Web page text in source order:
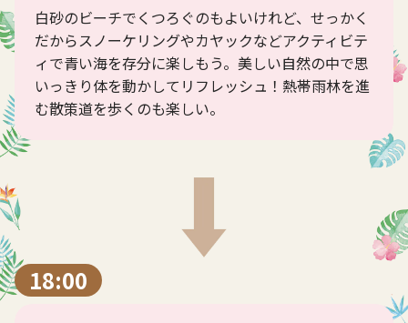
白砂のビーチでくつろぐのもよいけれど、せっかく
だからスノーケリングやカヤックなどアクティビテ
ィで青い海を存分に楽しもう。美しい自然の中で思
いっきり体を動かしてリフレッシュ！熱帯雨林を進
む散策道を歩くのも楽しい。
18:00